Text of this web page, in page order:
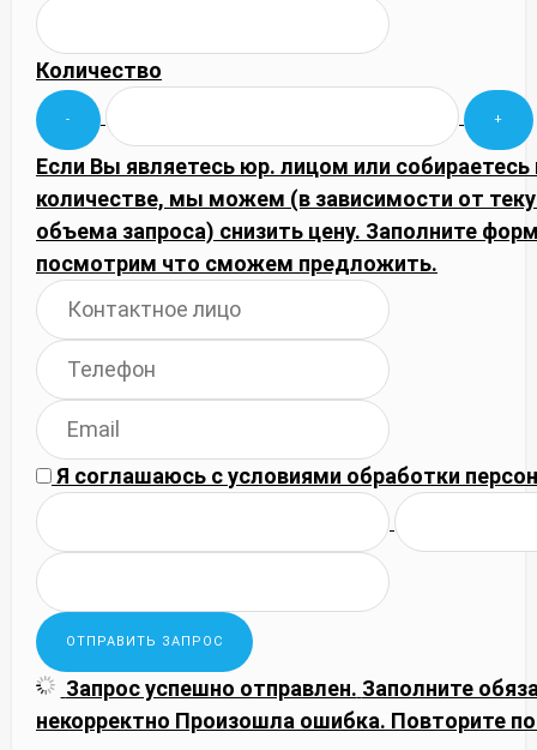
Количество
Если Вы являетесь юр. лицом или
количестве, мы можем (в зависимости от
объема запроса) снизить цену. Заполните
посмотрим что сможем предложить.
Я соглашаюсь сусловиями обработки
Запрос успешно отправлен. Заполните
некорректно Произошла ошибка. Повторите